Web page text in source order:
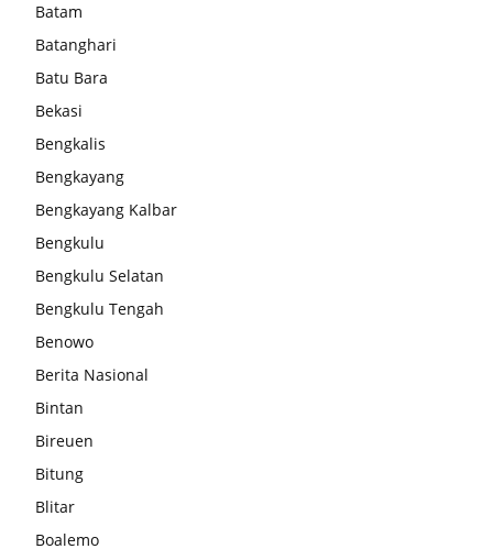
Batam
Batanghari
Batu Bara
Bekasi
Bengkalis
Bengkayang
Bengkayang Kalbar
Bengkulu
Bengkulu Selatan
Bengkulu Tengah
Benowo
Berita Nasional
Bintan
Bireuen
Bitung
Blitar
Boalemo